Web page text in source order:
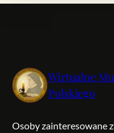
Wirtualne
Polskiego
Osoby zainteresowane